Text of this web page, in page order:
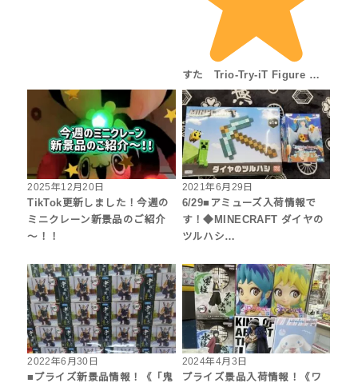
すた Trio-Try-iT Figure …
2025年12月20日
TikTok更新しました！今週の
ミニクレーン新景品のご紹介
～！！
2021年6月29日
6/29■アミューズ入荷情報で
す！◆MINECRAFT ダイヤの
ツルハシ…
2022年6月30日
■プライズ新景品情報！《「鬼
2024年4月3日
プライズ景品入荷情報！《ワ